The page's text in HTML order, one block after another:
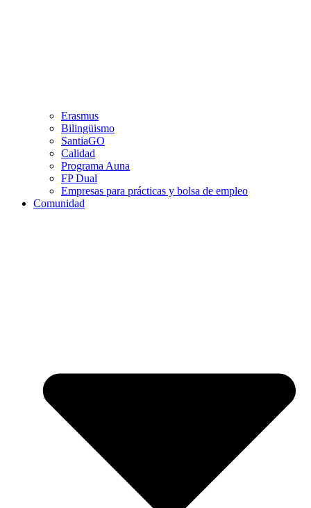
Erasmus
Bilingüismo
SantiaGO
Calidad
Programa Auna
FP Dual
Empresas para prácticas y bolsa de empleo
Comunidad